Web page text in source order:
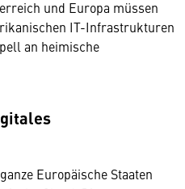
und Europa müssen
IT-Infrastrukturen
an heimische
Europäische Staaten